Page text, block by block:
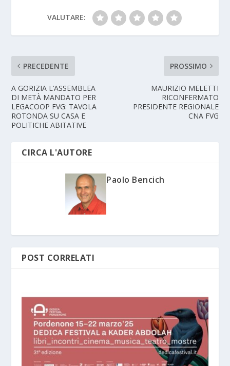
VALUTARE:
PRECEDENTE
A GORIZIA L’ASSEMBLEA
DI METÀ MANDATO PER
LEGACOOP FVG: TAVOLA
ROTONDA SU CASA E
POLITICHE ABITATIVE
PROSSIMO
MAURIZIO MELETTI
RICONFERMATO
PRESIDENTE REGIONALE
CNA FVG
CIRCA L'AUTORE
Paolo Bencich
POST CORRELATI